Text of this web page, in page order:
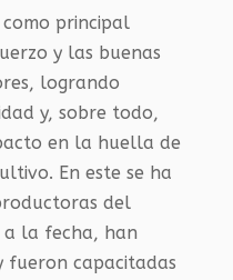
principal
y las buenas
logrando
y, sobre todo,
en la huella de
En este se ha
del
a la fecha, han
fueron capacitadas